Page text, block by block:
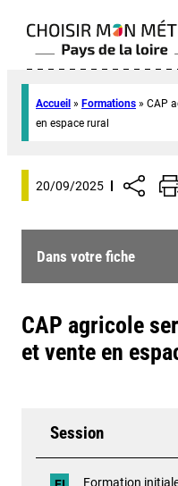
Accueil » Formations » CAP
en espace rural
20/09/2025
Dans votre fiche
CAP agricole
et vente en
Session
Formation